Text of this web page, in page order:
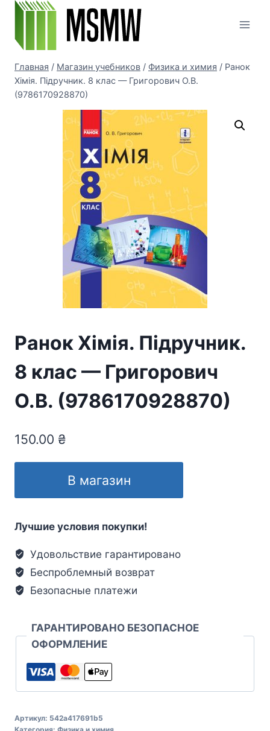
Перейти
содержимому
Главная / Магазин учебников / Физика и химия / Ранок
Хімія. Підручник. 8 клас — Григорович О.В.
(9786170928870)
Ранок Хімія. Підручник.
8 клас — Григорович
О.В. (9786170928870)
150.00 ₴
В магазин
Лучшие условия покупки!
Удовольствие гарантировано
Беспроблемный возврат
Безопасные платежи
ГАРАНТИРОВАНО БЕЗОПАСНОЕ
ОФОРМЛЕНИЕ
Артикул: 542a417691b5